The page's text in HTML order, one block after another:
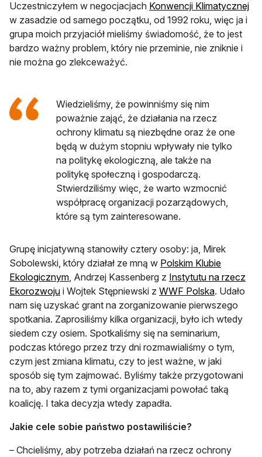
Uczestniczyłem w negocjacjach Konwencji Klimatycznej
w zasadzie od samego początku, od 1992 roku, więc ja i
grupa moich przyjaciół mieliśmy świadomość, że to jest
bardzo ważny problem, który nie przeminie, nie zniknie i
nie można go zlekceważyć.
Wiedzieliśmy, że powinniśmy się nim
poważnie zająć, że działania na rzecz
ochrony klimatu są niezbędne oraz że one
będą w dużym stopniu wpływały nie tylko
na politykę ekologiczną, ale także na
politykę społeczną i gospodarczą.
Stwierdziliśmy więc, że warto wzmocnić
współpracę organizacji pozarządowych,
które są tym zainteresowane.
Grupę inicjatywną stanowiły cztery osoby: ja, Mirek
Sobolewski, który działał ze mną w Polskim Klubie
Ekologicznym, Andrzej Kassenberg z Instytutu na rzecz
Ekorozwoju i Wojtek Stępniewski z WWF Polska. Udało
nam się uzyskać grant na zorganizowanie pierwszego
spotkania. Zaprosiliśmy kilka organizacji, było ich wtedy
siedem czy osiem. Spotkaliśmy się na seminarium,
podczas którego przez trzy dni rozmawialiśmy o tym,
czym jest zmiana klimatu, czy to jest ważne, w jaki
sposób się tym zajmować. Byliśmy także przygotowani
na to, aby razem z tymi organizacjami powołać taką
koalicję. I taka decyzja wtedy zapadła.
Jakie cele sobie państwo postawiliście?
– Chcieliśmy, aby potrzeba działań na rzecz ochrony